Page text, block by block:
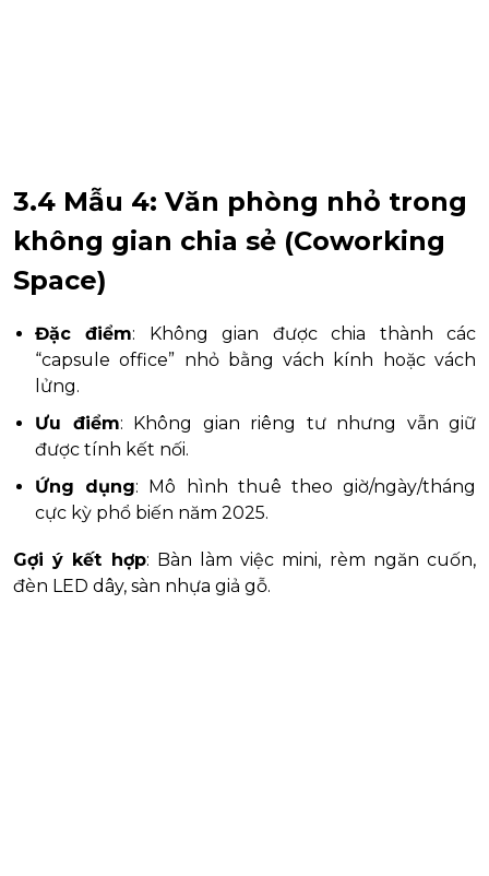
3.4 Mẫu 4: Văn phòng nhỏ trong
không gian chia sẻ (Coworking
Space)
Đặc điểm: Không gian được chia thành các
“capsule office” nhỏ bằng vách kính hoặc vách
lửng.
Ưu điểm: Không gian riêng tư nhưng vẫn giữ
được tính kết nối.
Ứng dụng: Mô hình thuê theo giờ/ngày/tháng
cực kỳ phổ biến năm 2025.
Gợi ý kết hợp: Bàn làm việc mini, rèm ngăn cuốn,
đèn LED dây, sàn nhựa giả gỗ.